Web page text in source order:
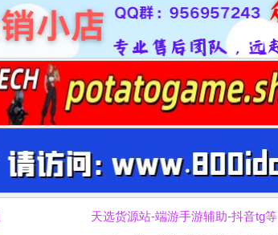
天选货源站-端游手游辅助-抖音tg等